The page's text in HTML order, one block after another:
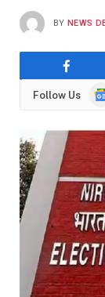
BY NEWS
Follow Us